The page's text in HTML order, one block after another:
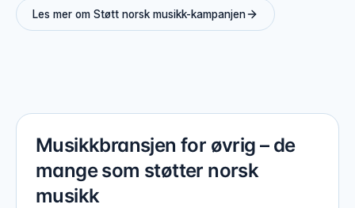
Les mer om Støtt norsk musikk-kampanjen
Musikkbransjen for øvrig – de
mange som støtter norsk
musikk